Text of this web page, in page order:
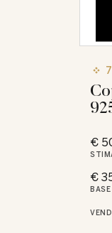
7
€
€